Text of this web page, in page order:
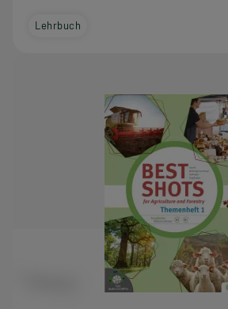
Lehrbuch